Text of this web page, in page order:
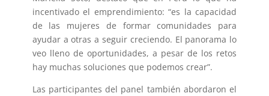
incentivado el emprendimiento: “es la capacidad
de las mujeres de formar comunidades para
ayudar a otras a seguir creciendo. El panorama lo
veo lleno de oportunidades, a pesar de los retos
hay muchas soluciones que podemos crear”.
Las participantes del panel también abordaron el